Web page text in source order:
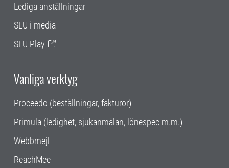
Lediga anställningar
SLU i media
SLU Play
Vanliga verktyg
Proceedo (beställningar, fakturor)
Primula (ledighet, sjukanmälan, lönespec m.m.)
Webbmejl
ReachMee